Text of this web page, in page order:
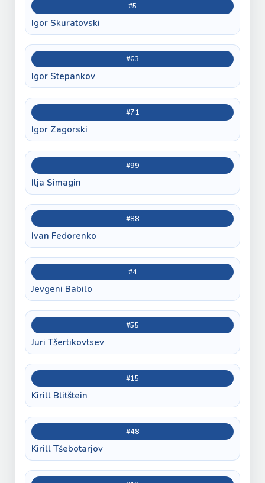
#5
Igor Skuratovski
#63
Igor Stepankov
#71
Igor Zagorski
#99
Ilja Simagin
#88
Ivan Fedorenko
#4
Jevgeni Babilo
#55
Juri Tšertikovtsev
#15
Kirill Blitštein
#48
Kirill Tšebotarjov